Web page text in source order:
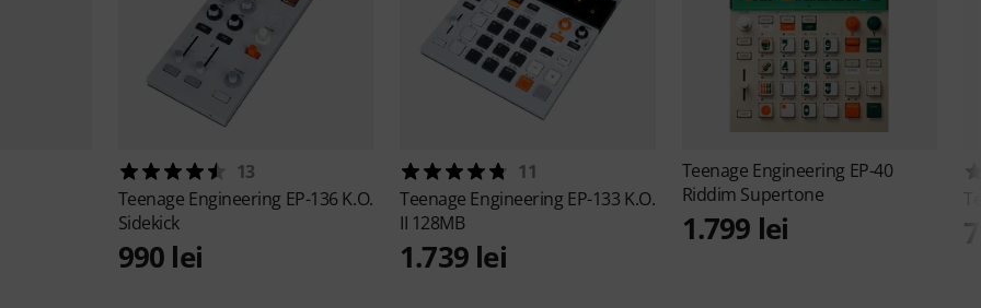
13
Teenage Engineering EP-136 K.O.
Sidekick
990 lei
11
Teenage Engineering EP-133 K.O.
II 128MB
1.739 lei
Teenage Engineering EP-40
Riddim Supertone
1.799 lei